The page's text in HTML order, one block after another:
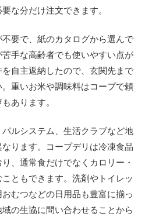
な分だけ注文できます。
要で、紙のカタログから選んで
手な高齢者でも使いやすい点が
自主返納したので、玄関先まで
重いお米や調味料はコープで頼
あります。
ルシステム、生活クラブなど地
ります。コープデリは冷凍食品
、通常食だけでなくカロリー・
ともできます。洗剤やトイレッ
むつなどの日用品も豊富に揃っ
の生協に問い合わせることから